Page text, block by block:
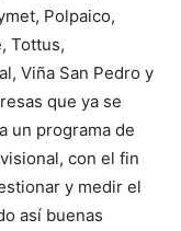
Polpaico,
Tottus,
Viña San Pedro y
que ya se
un programa de
con el fin
y medir el
así buenas